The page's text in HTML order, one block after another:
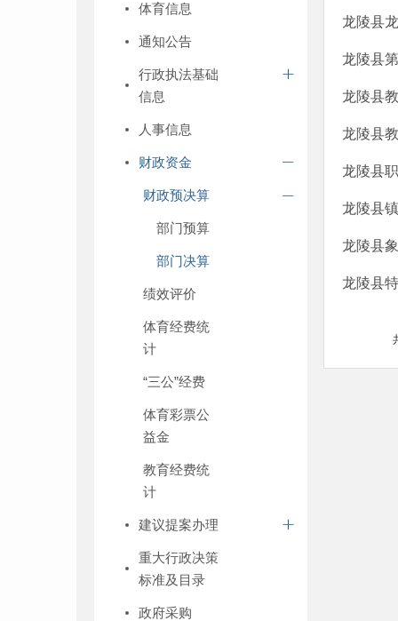
体育信息
通知公告
行政执法基础
信息
人事信息
财政资金
财政预决算
部门预算
部门决算
绩效评价
体育经费统
计
“三公”经费
体育彩票公
益金
教育经费统
计
建议提案办理
重大行政决策
标准及目录
政府采购
龙陵县
龙陵县
龙陵县
龙陵县
龙陵县
龙陵县
龙陵县
龙陵县